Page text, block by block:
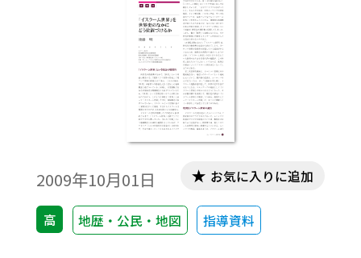
2009年10月01日
高 地歴・公民・地図 指導資料
お気に入りに追加